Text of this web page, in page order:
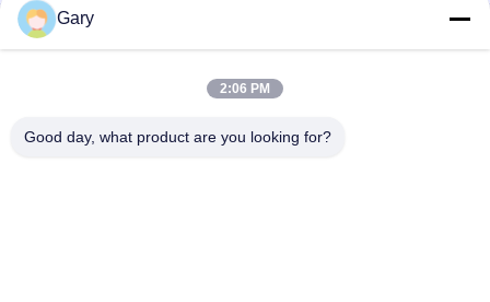
céramiques structurelles en zirconium
Gary
2:06 PM
Good day, what product are you looking for?